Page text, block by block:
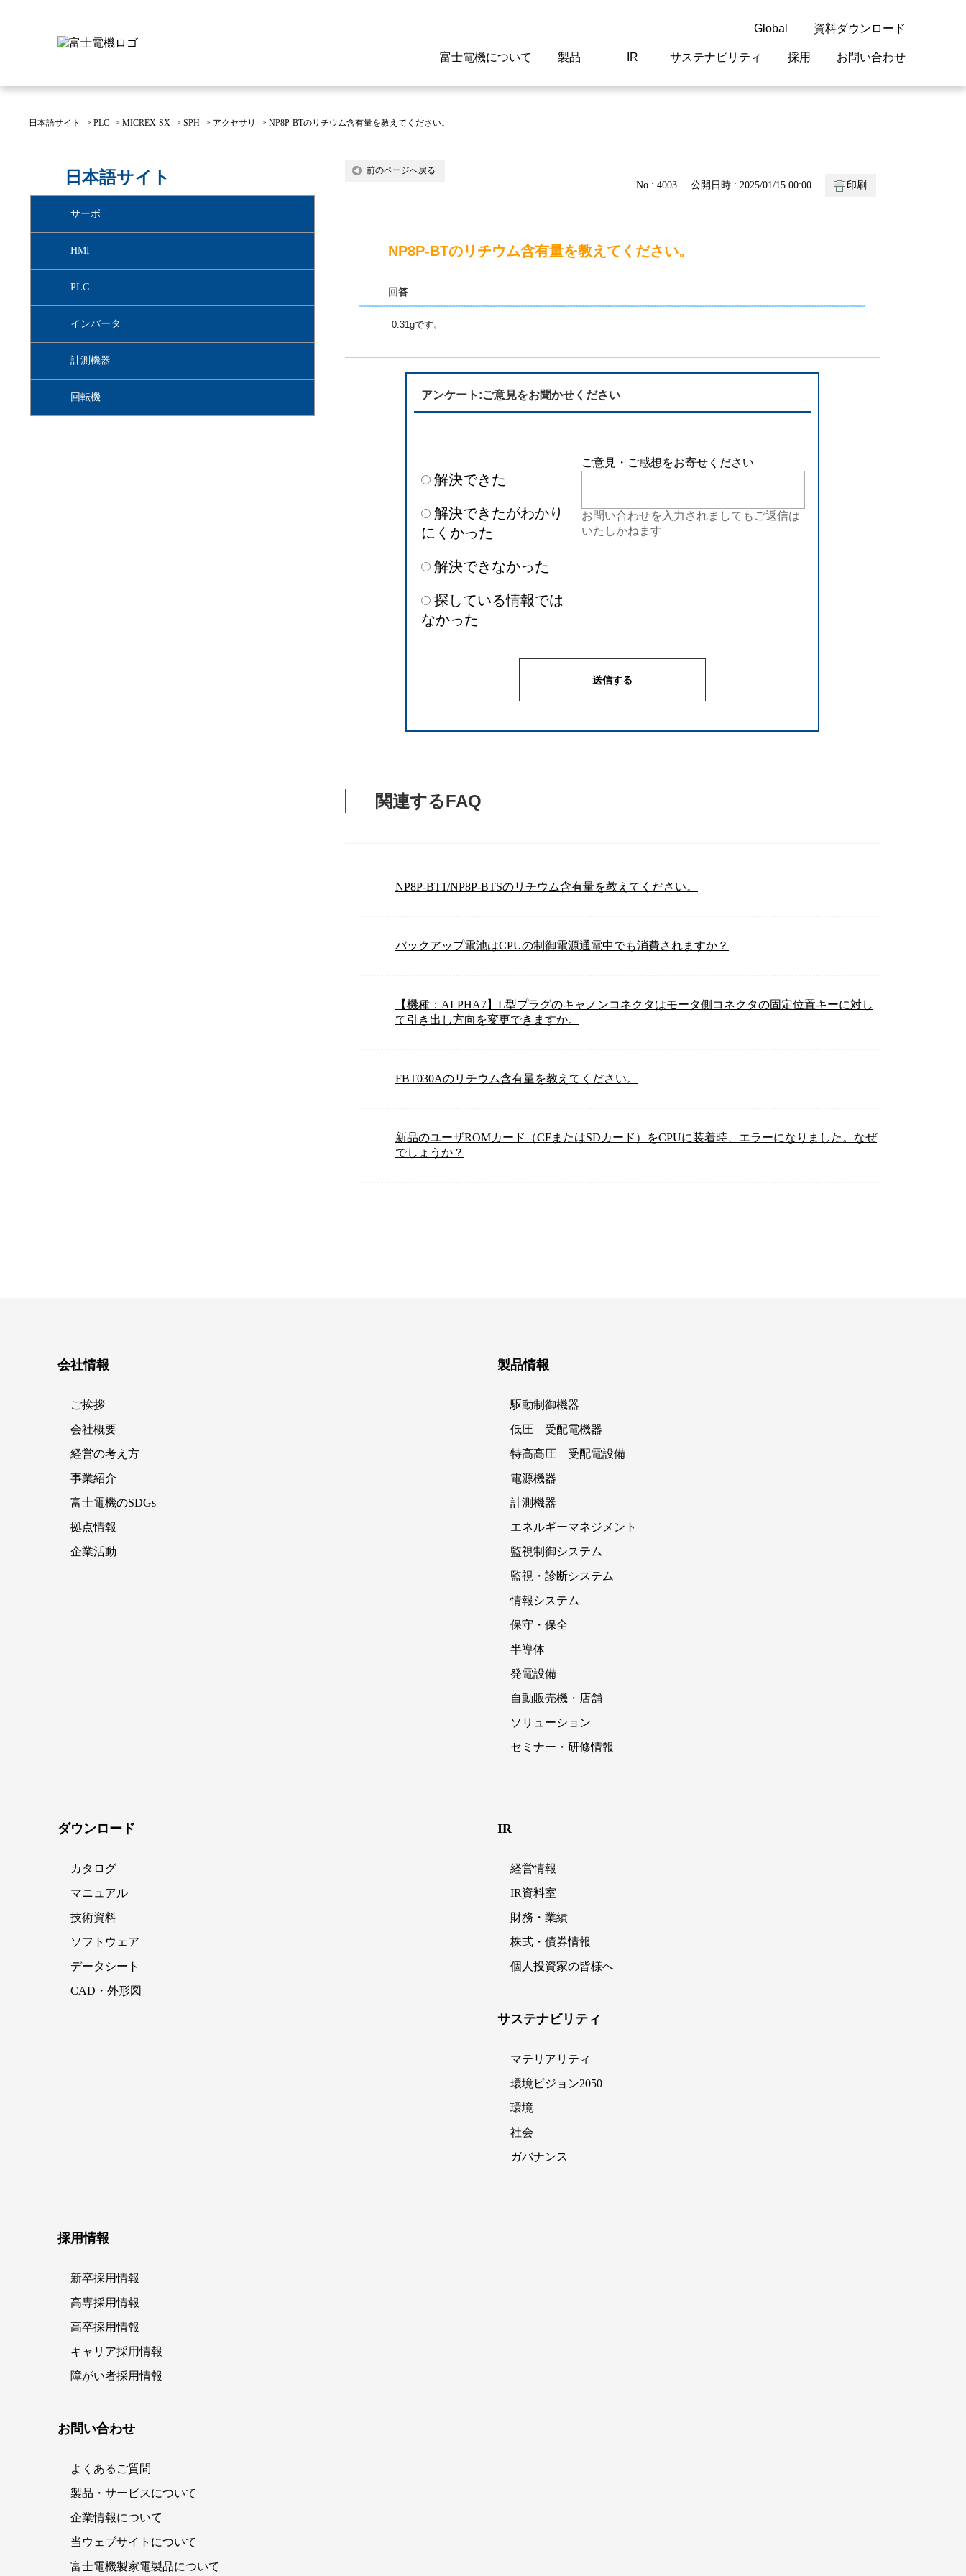
Global
閉じる
資料ダウンロード
富士電機について
富士電機についてのトップ
へ
ご挨拶
製品
駆動制御機器
情報システム 保守・保全
自動販売機・店舗 ソリューション
セミナー・研修情報
IR
株主・投資家情報のトップ
へ
経営情報
サステナビリティ
サステナビリティのトップ
へ
マテリアリティ
採用
新卒採用情報
お問い合わせ
よくあるご質問
日本語サイト > PLC > MICREX-SX > SPH > アクセサリ > NP8P-BTのリチウム含有量を教えてください。
日本語サイト
サーボ
HMI
PLC
インバータ
計測機器
回転機
前のページへ戻る
No : 4003 公開日時 : 2025/01/15 00:00 印刷
NP8P-BTのリチウム含有量を教えてください。
回答
0.31gです。
アンケート:ご意見をお聞かせください
解決できた
解決できたがわかり
にくかった
解決できなかった
探している情報では
なかった
ご意見・ご感想をお寄せください
お問い合わせを入力されましてもご返信は
いたしかねます
関連するFAQ
NP8P-BT1/NP8P-BTSのリチウム含有量を教えてください。
バックアップ電池はCPUの制御電源通電中でも消費されますか？
【機種：ALPHA7】L型プラグのキャノンコネクタはモータ側コネクタの固定位置キーに対し
て引き出し方向を変更できますか。
FBT030Aのリチウム含有量を教えてください。
新品のユーザROMカード（CFまたはSDカード）をCPUに装着時、エラーになりました。なぜ
でしょうか？
会社情報
ご挨拶
会社概要
経営の考え方
事業紹介
富士電機のSDGs
拠点情報
企業活動
製品情報
駆動制御機器
低圧 受配電機器
特高高圧 受配電設備
電源機器
計測機器
エネルギーマネジメント
監視制御システム
監視・診断システム
情報システム
保守・保全
半導体
発電設備
自動販売機・店舗
ソリューション
セミナー・研修情報
ダウンロード
カタログ
マニュアル
技術資料
ソフトウェア
データシート
CAD・外形図
IR
経営情報
IR資料室
財務・業績
株式・債券情報
個人投資家の皆様へ
サステナビリティ
マテリアリティ
環境ビジョン2050
環境
社会
ガバナンス
採用情報
新卒採用情報
高専採用情報
高卒採用情報
キャリア採用情報
障がい者採用情報
お問い合わせ
よくあるご質問
製品・サービスについて
企業情報について
当ウェブサイトについて
富士電機製家電製品について